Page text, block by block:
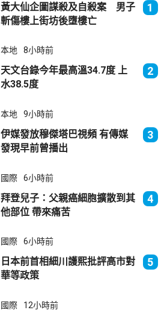
黃大仙企圖謀殺及自殺案 男子
斬傷樓上街坊後墮樓亡
1
本地 8小時前
天文台錄今年最高溫34.7度 上
水38.5度
2
本地 9小時前
伊媒發放穆傑塔巴視頻 有傳媒
發現早前曾播出
3
國際 6小時前
拜登兒子：父親癌細胞擴散到其
他部位 帶來痛苦
4
國際 6小時前
日本前首相細川護熙批評高市對
華等政策
5
國際 12小時前